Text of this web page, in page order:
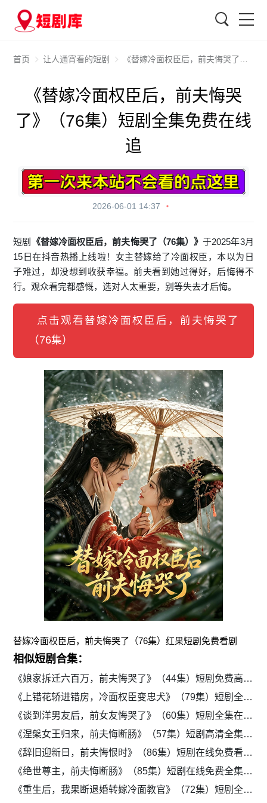
首页 让人通宵看的短剧 《替嫁冷面权臣后，前夫悔哭了》（76集）短剧全集免费在线追
《替嫁冷面权臣后，前夫悔哭
了》（76集）短剧全集免费在线
追
2026-06-01 14:37
短剧 《替嫁冷面权臣后，前夫悔哭了（76集）》于2025年3月
15日在抖音热播上线啦！女主替嫁给了冷面权臣，本以为日
子难过，却没想到收获幸福。前夫看到她过得好，后悔得不
行。观众看完都感慨，选对人太重要，别等失去才后悔。
点击观看替嫁冷面权臣后，前夫悔哭了
（76集）
替嫁冷面权臣后，前夫悔哭了（76集）红果短剧免费看剧
相似短剧合集：
《娘家拆迁六百万，前夫悔哭了》（44集）短剧免费高清追看
《上错花轿进错房，冷面权臣变忠犬》（79集）短剧全集免费观看
《谈到洋男友后，前女友悔哭了》（60集）短剧全集在线畅看
《涅槃女王归来，前夫悔断肠》（57集）短剧高清全集免费追
《辞旧迎新日，前夫悔恨时》（86集）短剧在线免费看全集
《绝世尊主，前夫悔断肠》（85集）短剧在线免费全集追剧
《重生后，我果断退婚转嫁冷面教官》（72集）短剧全集极速流畅免费追剧